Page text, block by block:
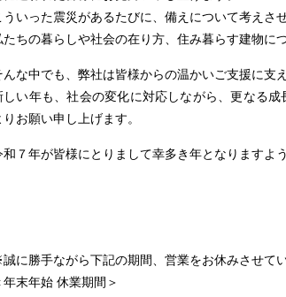
ういった震災があるたびに、備えについて考えさ
たちの暮らしや社会の在り方、住み暮らす建物に
んな中でも、弊社は皆様からの温かいご支援に支
しい年も、社会の変化に対応しながら、更なる
りお願い申し上げます。
和７年が皆様にとりまして幸多き年となりますよ
に勝手ながら下記の期間、営業をお休みさせて
年末年始 休業期間＞